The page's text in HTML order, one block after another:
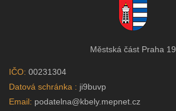
Městská část Praha 19
IČO: 00231304
Datová schránka : ji9buvp
Email: podatelna@kbely.mepnet.cz